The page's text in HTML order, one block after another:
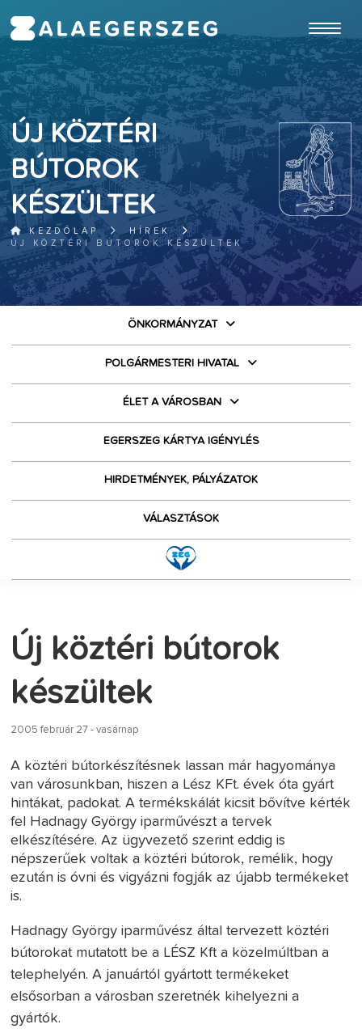
ÚJ KÖZTÉRI
BÚTOROK
KÉSZÜLTEK
KEZDŐLAP
HÍREK
ÚJ KÖZTÉRI BÚTOROK KÉSZÜLTEK
ÖNKORMÁNYZAT
POLGÁRMESTERI HIVATAL
ÉLET A VÁROSBAN
EGERSZEG KÁRTYA IGÉNYLÉS
HIRDETMÉNYEK, PÁLYÁZATOK
VÁLASZTÁSOK
Új köztéri bútorok
készültek
2005 február 27 - vasárnap
A köztéri bútorkészítésnek lassan már hagyománya
van városunkban, hiszen a Lész KFt. évek óta gyárt
hintákat, padokat. A termékskálát kicsit bővítve kérték
fel Hadnagy György iparművészt a tervek
elkészítésére. Az ügyvezető szerint eddig is
népszerűek voltak a köztéri bútorok, remélik, hogy
ezután is óvni és vigyázni fogják az újabb termékeket
is.
Hadnagy György iparművész által tervezett köztéri
bútorokat mutatott be a LÉSZ Kft a közelmúltban a
telephelyén. A januártól gyártott termékeket
elsősorban a városban szeretnék kihelyezni a
gyártók.